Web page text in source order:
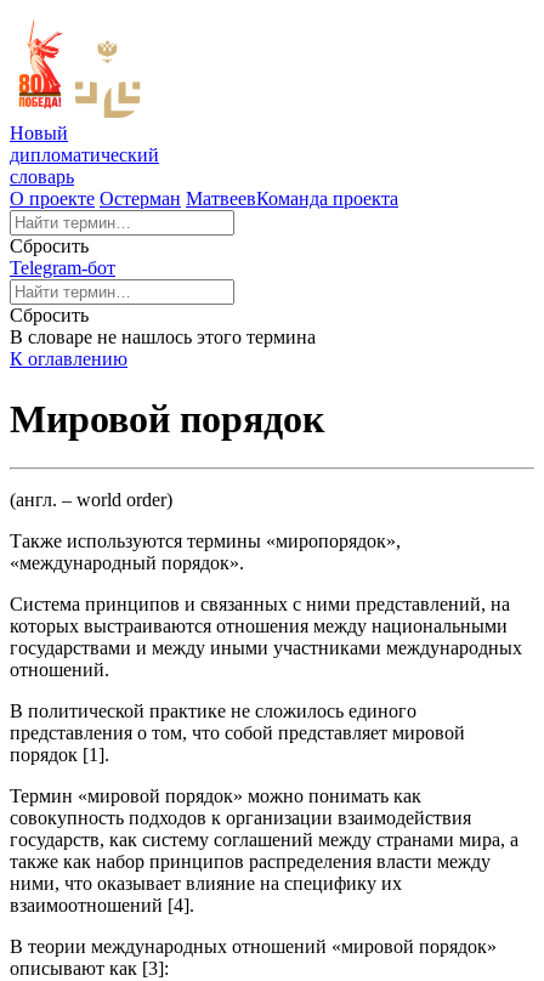
Новый
дипломатический
словарь
О проекте Остерман МатвеевКоманда проекта
Сбросить
Telegram-бот
Сбросить
В словаре не нашлось этого термина
К оглавлению
Мировой порядок
(англ. – world order)
Также используются термины «миропорядок»,
«международный порядок».
Система принципов и связанных с ними представлений, на
которых выстраиваются отношения между национальными
государствами и между иными участниками международных
отношений.
В политической практике не сложилось единого
представления о том, что собой представляет мировой
порядок [1].
Термин «мировой порядок» можно понимать как
совокупность подходов к организации взаимодействия
государств, как систему соглашений между странами мира, а
также как набор принципов распределения власти между
ними, что оказывает влияние на специфику их
взаимоотношений [4].
В теории международных отношений «мировой порядок»
описывают как [3]: